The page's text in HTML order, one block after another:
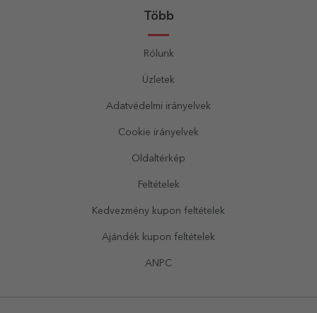
Több
Rólunk
Üzletek
Adatvédelmi irányelvek
Cookie irányelvek
Oldaltérkép
Feltételek
Kedvezmény kupon feltételek
Ajándék kupon feltételek
ANPC